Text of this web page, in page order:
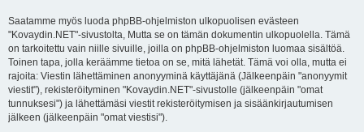
Saatamme myös luoda phpBB-ohjelmiston ulkopuolisen evästeen
"Kovaydin.NET"-sivustolta, Mutta se on tämän dokumentin ulkopuolella. Tämä
on tarkoitettu vain niille sivuille, joilla on phpBB-ohjelmiston luomaa sisältöä.
Toinen tapa, jolla keräämme tietoa on se, mitä lähetät. Tämä voi olla, mutta ei
rajoita: Viestin lähettäminen anonyyminä käyttäjänä (Jälkeenpäin "anonyymit
viestit"), rekisteröityminen "Kovaydin.NET"-sivustolle (jälkeenpäin "omat
tunnuksesi") ja lähettämäsi viestit rekisteröitymisen ja sisäänkirjautumisen
jälkeen (jälkeenpäin "omat viestisi").